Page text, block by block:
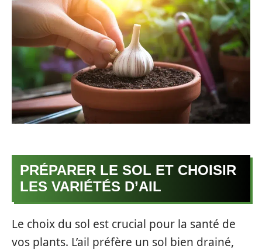
PRÉPARER LE SOL ET CHOISIR
LES VARIÉTÉS D’AIL
Le choix du sol est crucial pour la santé de
vos plants. L’ail préfère un sol bien drainé,